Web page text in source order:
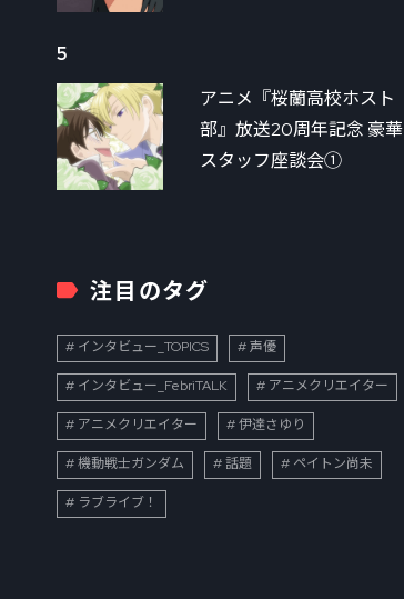
5
アニメ『桜蘭高校ホスト
部』放送20周年記念 豪華
スタッフ座談会①
注目のタグ
インタビュー_TOPICS 声優
インタビュー_FebriTALK アニメクリエイター
アニメクリエイター 伊達さゆり
機動戦士ガンダム 話題 ペイトン尚未
ラブライブ！